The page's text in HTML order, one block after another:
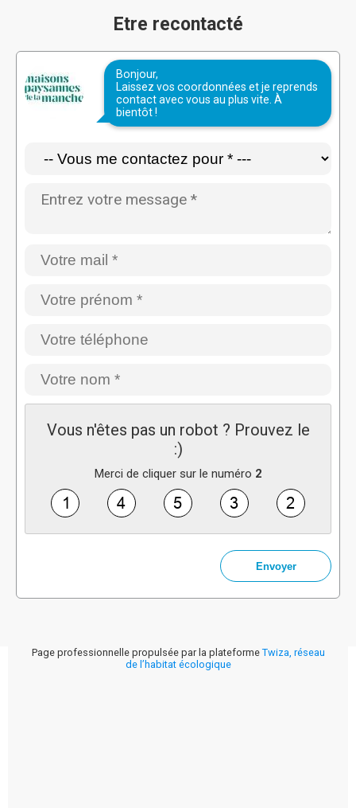
Etre recontacté
Bonjour,
Laissez vos coordonnées et je reprends
contact avec vous au plus vite. À
bientôt !
Vous n'êtes pas un robot ? Prouvez le
:)
Merci de cliquer sur le numéro 2
Page professionnelle propulsée par la plateforme Twiza, réseau
de l’habitat écologique